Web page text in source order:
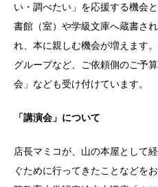
い・調べたい」を応援する機会
書館（室）や学級文庫へ蔵書さ
れ、本に親しむ機会が増えます
グループなど、ご依頼側のご予
会」なども受け付けています。
「講演会」について
店長マミコが、山の本屋として
ぐために行ってきたことなどを